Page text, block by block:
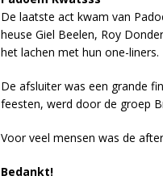
De laatste act kwam van
heuse Giel Beelen, Roy
het lachen met hun one-liners.
De afsluiter was een grande
feesten, werd door de groep
Voor veel mensen was de
Bedankt!